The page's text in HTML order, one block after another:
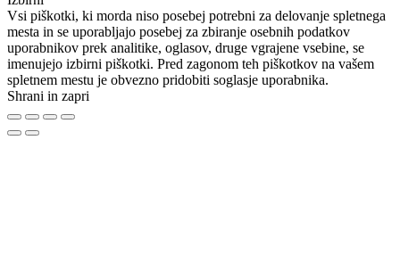
Vsi piškotki, ki morda niso posebej potrebni za delovanje spletnega
mesta in se uporabljajo posebej za zbiranje osebnih podatkov
uporabnikov prek analitike, oglasov, druge vgrajene vsebine, se
imenujejo izbirni piškotki. Pred zagonom teh piškotkov na vašem
spletnem mestu je obvezno pridobiti soglasje uporabnika.
Shrani in zapri